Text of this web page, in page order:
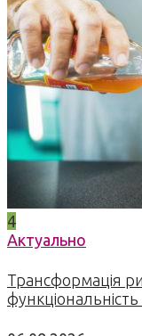
4
Актуально
Трансформація